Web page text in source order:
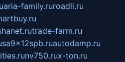
aria-family.ruroadli.ru
trade-farm.ru
autodamp.ru
nv750.rux-ton.ru